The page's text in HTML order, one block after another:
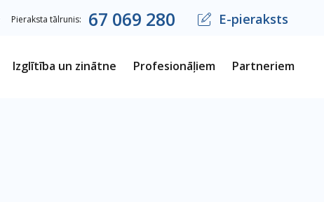
Pieraksta tālrunis: 67 069 280 E-pieraksts
Izglītība un zinātne Profesionāļiem Partneriem